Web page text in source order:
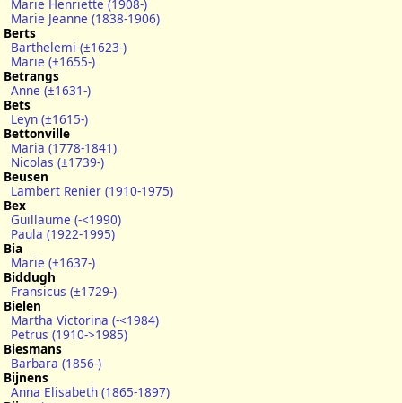
Marie Henriette (1908-)
Marie Jeanne (1838-1906)
Berts
Barthelemi (±1623-)
Marie (±1655-)
Betrangs
Anne (±1631-)
Bets
Leyn (±1615-)
Bettonville
Maria (1778-1841)
Nicolas (±1739-)
Beusen
Lambert Renier (1910-1975)
Bex
Guillaume (-<1990)
Paula (1922-1995)
Bia
Marie (±1637-)
Biddugh
Fransicus (±1729-)
Bielen
Martha Victorina (-<1984)
Petrus (1910->1985)
Biesmans
Barbara (1856-)
Bijnens
Anna Elisabeth (1865-1897)